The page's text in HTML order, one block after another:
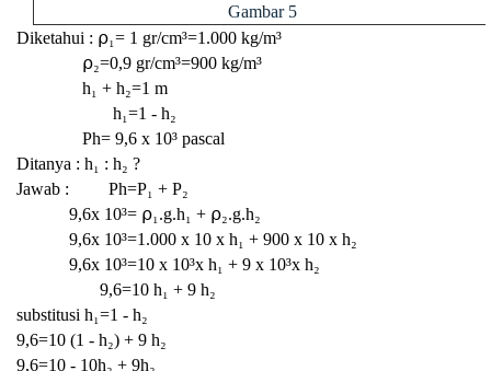
Gambar 5
Diketahui : ⍴₁= 1 gr/cm³=1.000 kg/m³
⍴₂=0,9 gr/cm³=900 kg/m³
h₁ + h₂=1 m
h₁=1 - h₂
Ph= 9,6 x 10³ pascal
Ditanya : h₁ : h₂ ?
Jawab : Ph=P₁ + P₂
9,6x 10³= ⍴₁.g.h₁ + ⍴₂.g.h₂
9,6x 10³=1.000 x 10 x h₁ + 900 x 10 x h₂
9,6x 10³=10 x 10³x h₁ + 9 x 10³x h₂
9,6=10 h₁ + 9 h₂
substitusi h₁=1 - h₂
9,6=10 (1 - h₂) + 9 h₂
9,6=10 - 10h₂ + 9h₂